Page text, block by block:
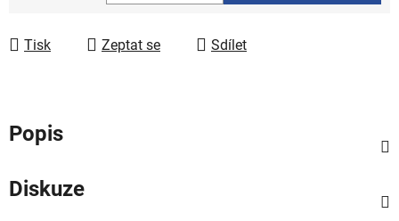
Tisk Zeptat se Sdílet
Popis
Diskuze